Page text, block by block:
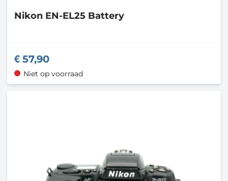
Nikon EN-EL25 Battery
57,90
Niet op voorraad